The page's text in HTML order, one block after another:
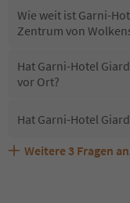
Wie weit ist Garni-
Zentrum von
Hat Garni-Hotel
vor Ort?
Hat Garni-Hotel
Sind Haustiere in
Welche Services
Erhalten die Gäste
Weitere 3 Fragen